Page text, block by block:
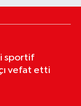
sportif
vefat etti